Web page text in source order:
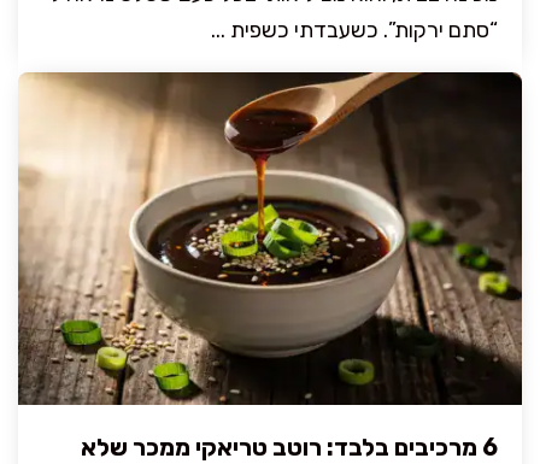
“סתם ירקות”. כשעבדתי כשפית ...
6 מרכיבים בלבד: רוטב טריאקי ממכר שלא